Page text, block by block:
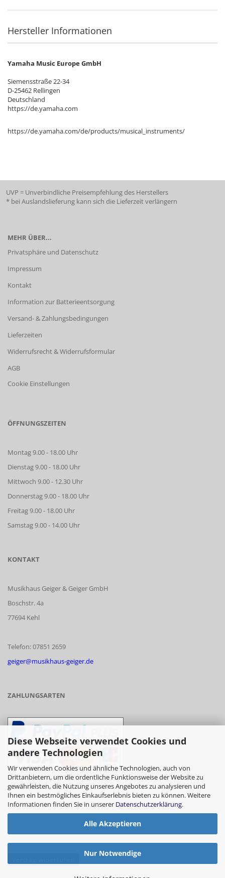
Diese Webseite verwendet Cookies und
andere Technologien
Wir verwenden Cookies und ähnliche Technologien, auch von
Drittanbietern, um die ordentliche Funktionsweise der Website zu
gewährleisten, die Nutzung unseres Angebotes zu analysieren und
Ihnen ein bestmögliches Einkaufserlebnis bieten zu können. Weitere
Informationen finden Sie in unserer Datenschutzerklärung.
Alle Akzeptieren
Nur Notwendige
Hersteller Informationen
Yamaha Music Europe GmbH
Siemensstraße 22-34
D-25462 Rellingen
Deutschland
https://de.yamaha.com
https://de.yamaha.com/de/products/musical_instruments/
UVP = Unverbindliche Preisempfehlung des Herstellers
* bei Auslandslieferung kann sich die Lieferzeit verlängern
MEHR ÜBER...
Privatsphäre und Datenschutz
Impressum
Kontakt
Information zur Batterieentsorgung
Versand- & Zahlungsbedingungen
Lieferzeiten
Widerrufsrecht & Widerrufsformular
AGB
Cookie Einstellungen
ÖFFNUNGSZEITEN
Montag 9.00 - 18.00 Uhr
Dienstag 9.00 - 18.00 Uhr
Mittwoch 9.00 - 12.30 Uhr
Donnerstag 9.00 - 18.00 Uhr
Freitag 9.00 - 18.00 Uhr
Samstag 9.00 - 14.00 Uhr
KONTAKT
Musikhaus Geiger & Geiger GmbH
Boschstr. 4a
77694 Kehl
Telefon: 07851 2659
geiger@musikhaus-geiger.de
ZAHLUNGSARTEN
- Vorkasse/Überweisung
- Barzahlung bei Abholung